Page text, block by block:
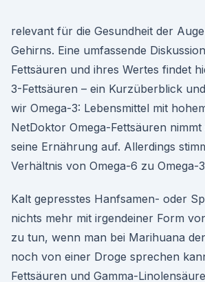
relevant für die Gesundheit der
Gehirns. Eine umfassende
Fettsäuren und ihres Wertes findet
3-Fettsäuren – ein Kurzüberblick
wir Omega-3: Lebensmittel mit
NetDoktor Omega-Fettsäuren
seine Ernährung auf. Allerdings
Verhältnis von Omega-6 zu Omega-
Kalt gepresstes Hanfsamen- oder
nichts mehr mit irgendeiner Form
zu tun, wenn man bei Marihuana
noch von einer Droge sprechen
Fettsäuren und Gamma-